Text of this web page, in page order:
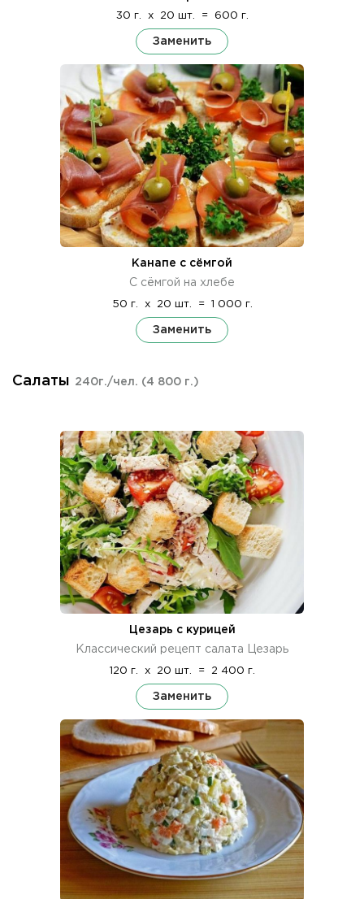
30 г. x 20 шт. = 600 г.
Заменить
Канапе с сёмгой
С сёмгой на хлебе
50 г. x 20 шт. = 1 000 г.
Заменить
Салаты 240г./чел. (4 800 г.)
Цезарь с курицей
Классический рецепт салата Цезарь
120 г. x 20 шт. = 2 400 г.
Заменить